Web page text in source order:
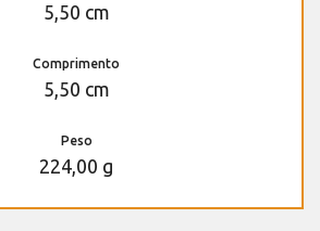
5,50 cm
Comprimento
5,50 cm
Peso
224,00 g